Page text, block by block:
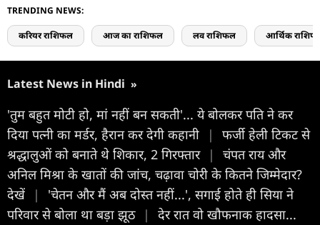
TRENDING NEWS:
करियर राशिफल आज का राशिफल लव राशिफल आर्थिक
Latest News in Hindi »
'तुम बहुत मोटी हो, मां नहीं बन सकती'... ये बोलकर पति ने कर
दिया पत्नी का मर्डर, हैरान कर देगी कहानी
|
फर्जी हेली टिकट से
श्रद्धालुओं को बनाते थे शिकार, 2 गिरफ्तार |
चंपत राय और
अनिल मिश्रा के खातों की जांच, चढ़ावा चोरी के कितने जिम्मेदार?
देखें
|
'चेतन और मैं अब दोस्त नहीं...', सगाई होते ही सिया ने
परिवार से बोला था बड़ा झूठ |
देर रात वो खौफनाक हादसा...